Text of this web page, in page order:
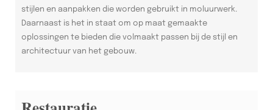
stijlen en aanpakken die worden gebruikt in moluurwerk.
Daarnaast is het in staat om op maat gemaakte
oplossingen te bieden die volmaakt passen bij de stijl en
architectuur van het gebouw.